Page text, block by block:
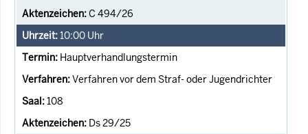
C 494/26
10:00 Uhr
Hauptverhandlungstermin
Verfahren vor dem Straf- oder Jugendrichter
108
Ds 29/25